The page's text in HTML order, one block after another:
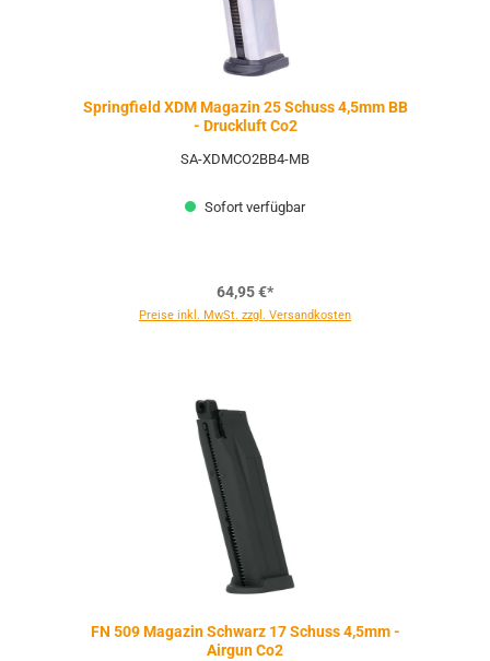
Springfield XDM Magazin 25 Schuss 4,5mm BB
- Druckluft Co2
SA-XDMCO2BB4-MB
Sofort verfügbar
64,95 €*
Preise inkl. MwSt. zzgl. Versandkosten
FN 509 Magazin Schwarz 17 Schuss 4,5mm -
Airgun Co2